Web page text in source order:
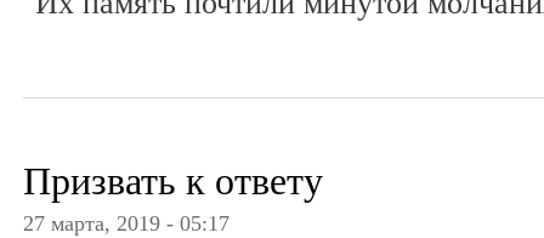
Призвать к ответу
27 марта, 2019 - 05:17